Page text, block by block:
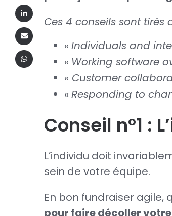
Ces 4 conseils sont
« Individuals and
« Working software
« Customer
« Responding to
Conseil n°1 :
L’individu doit
sein de votre équipe.
En bon fundraiser agile,
pour faire décoller